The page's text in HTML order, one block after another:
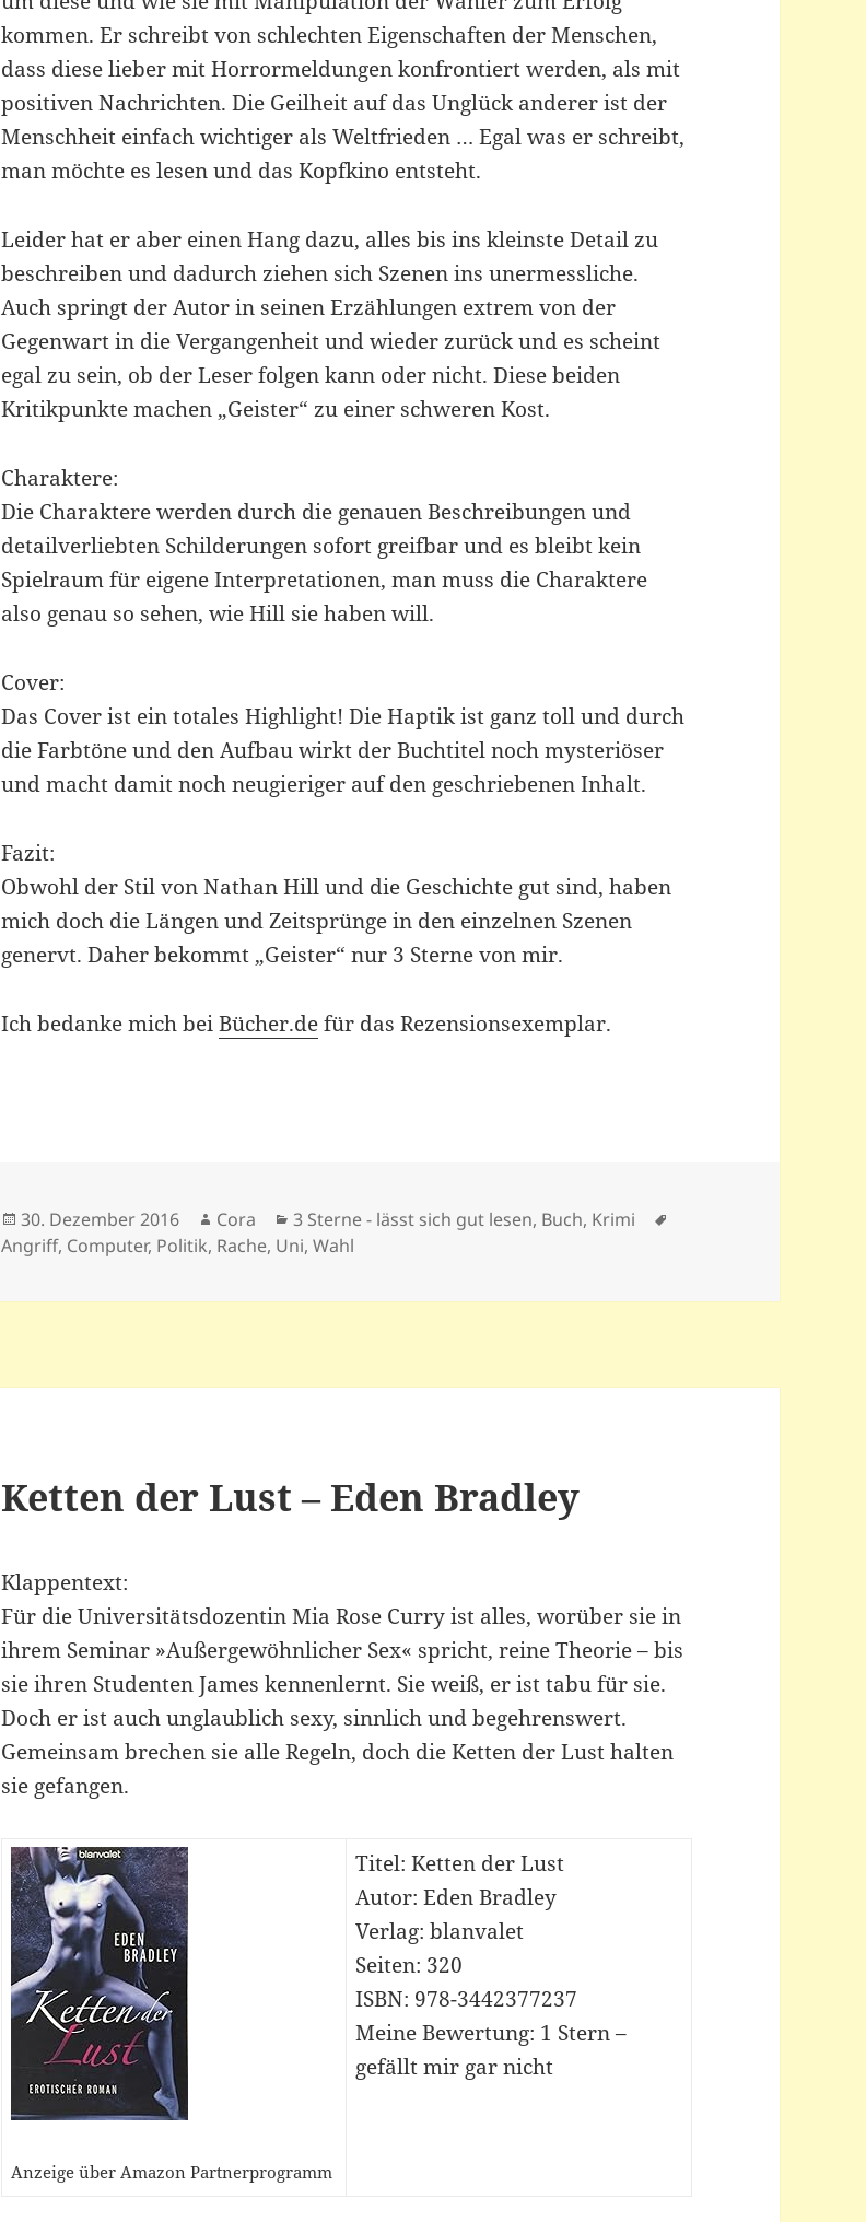
kommen. Er schreibt von schlechten Eigenschaften der Menschen,
dass diese lieber mit Horrormeldungen konfrontiert werden, als mit
positiven Nachrichten. Die Geilheit auf das Unglück anderer ist der
Menschheit einfach wichtiger als Weltfrieden … Egal was er schreibt,
man möchte es lesen und das Kopfkino entsteht.
Leider hat er aber einen Hang dazu, alles bis ins kleinste Detail zu
beschreiben und dadurch ziehen sich Szenen ins unermessliche.
Auch springt der Autor in seinen Erzählungen extrem von der
Gegenwart in die Vergangenheit und wieder zurück und es scheint
egal zu sein, ob der Leser folgen kann oder nicht. Diese beiden
Kritikpunkte machen „Geister“ zu einer schweren Kost.
Charaktere:
Die Charaktere werden durch die genauen Beschreibungen und
detailverliebten Schilderungen sofort greifbar und es bleibt kein
Spielraum für eigene Interpretationen, man muss die Charaktere
also genau so sehen, wie Hill sie haben will.
Cover:
Das Cover ist ein totales Highlight! Die Haptik ist ganz toll und durch
die Farbtöne und den Aufbau wirkt der Buchtitel noch mysteriöser
und macht damit noch neugieriger auf den geschriebenen Inhalt.
Fazit:
Obwohl der Stil von Nathan Hill und die Geschichte gut sind, haben
mich doch die Längen und Zeitsprünge in den einzelnen Szenen
genervt. Daher bekommt „Geister“ nur 3 Sterne von mir.
Ich bedanke mich beiBücher.defür das Rezensionsexemplar.
Veröffentlicht
am
30. Dezember 2016 Autor
Cora Kategorien
3 Sterne - lässt sich gut lesen, Buch, Krimi
Angriff, Computer, Politik, Rache, Uni,Wahl
Ketten der Lust – Eden Bradley
Klappentext:
Für die Universitätsdozentin Mia Rose Curry ist alles, worüber sie in
ihrem Seminar »Außergewöhnlicher Sex« spricht, reine Theorie – bis
sie ihren Studenten James kennenlernt. Sie weiß, er ist tabu für sie.
Doch er ist auch unglaublich sexy, sinnlich und begehrenswert.
Gemeinsam brechen sie alle Regeln, doch die Ketten der Lust halten
sie gefangen.
Anzeige über Amazon Partnerprogramm
Titel: Ketten der Lust
Autor: Eden Bradley
Verlag: blanvalet
Seiten: 320
ISBN: 978-3442377237
Meine Bewertung: 1 Stern –
gefällt mir gar nicht